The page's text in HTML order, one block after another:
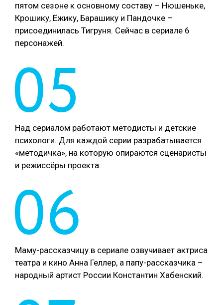
пятом сезоне к основному составу – Нюшеньке,
Крошику, Ёжику, Барашику и Пандочке –
присоединилась Тигруня. Сейчас в сериале 6
персонажей.
05
Над сериалом работают методисты и детские
психологи. Для каждой серии разрабатывается
«методичка», на которую опираются сценаристы
и режиссёры проекта.
06
Маму-рассказчицу в сериале озвучивает актриса
театра и кино Анна Геллер, а папу-рассказчика –
народный артист России Константин Хабенский.